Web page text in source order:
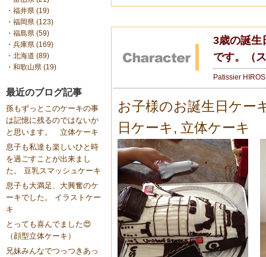
・ 福井県 (19)
・ 福岡県 (123)
・ 福島県 (59)
・ 兵庫県 (169)
・ 北海道 (89)
・ 和歌山県 (19)
最近のブログ記事
孫もずっとこのケーキの事
は記憶に残るのではないか
と思います。 立体ケーキ
息子も私達も楽しいひと時
を過ごすことが出来まし
た。 豆乳スマッシュケーキ
息子も大満足、大興奮のケ
ーキでした。 イラストケー
キ
とっても喜んでました😍
（顔型立体ケーキ）
兄妹みんなでつっつきあっ
3歳の誕生
です。（
Patissier
お子様のお誕生日ケー
日ケーキ , 立体ケーキ